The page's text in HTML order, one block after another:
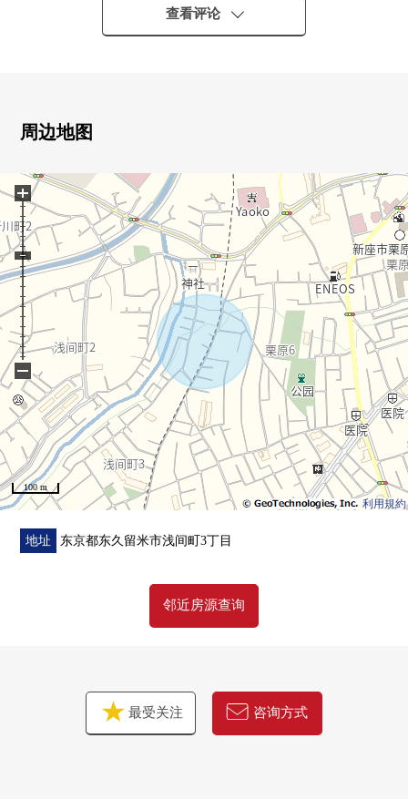
○ 西武池袋线"云雀丘"车站步行11分钟
○ 用地面积96.38平米(约29.15坪)
○ 西武池袋线"云雀丘"车站步行11分钟的交通便捷的位置
○ 能支持各种各样的家族构成的3LDK
○ 培养交流的客厅楼梯
○ 阳光关于朝南良好
0 客厅从脚下热房间的地板暖气有
○ 交通量的少的清静的住宅区
○ 汽车空间2台分(有出自车型的限制)
※埋藏文化遗产地区
※太阳光发电设备被在本房源建筑物设置。在关于太阳光
发电设备，根据法令，被要求了保守、点检，违反了该义
务的时候，有受到指导、建议，改进命令，事业的认定取
消的情况。另外，费用依靠在保守、点检上。
查看评论
周边地图
利用規約
100 m
+
−
地址 东京都东久留米市浅间町3丁目
邻近房源查询
最受关注 咨询方式